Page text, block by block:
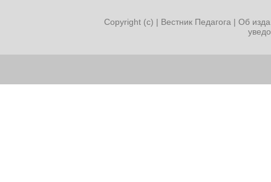
Copyright (c) | Вестник Педагога | Об